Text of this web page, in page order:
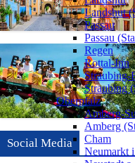
Social Media
Landshut
Passau
Passau
Regen
Rottal-Inn
Straubing-
Straubing
Oberpfalz
Amberg-
Amberg
Cham
Neumarkt